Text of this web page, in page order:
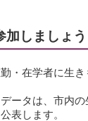
しましょう
・在学者に生
ータは、市内
表します。